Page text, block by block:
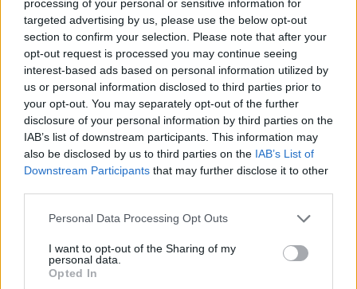
processing of your personal or sensitive information for
targeted advertising by us, please use the below opt-out
section to confirm your selection. Please note that after your
opt-out request is processed you may continue seeing
interest-based ads based on personal information utilized by
us or personal information disclosed to third parties prior to
your opt-out. You may separately opt-out of the further
disclosure of your personal information by third parties on the
IAB’s list of downstream participants. This information may
also be disclosed by us to third parties on the IAB’s List of
Downstream Participants that may further disclose it to other
Please note that this website/app uses one or more Google
not limited to your visit or usage behaviour. You may click to
grant or deny consent to Google and its third-party tags to
use your data for below specified purposes in below Google
Personal Data Processing Opt Outs
I want to opt-out of the Sharing of my
personal data.
Opted In
Συμμαχία αλά Γαλλία θέλουν στον ΣΥΡΙΖΑ
ΑΝΑΡΤΗΘΗΚΕ ΑΠΟ MV 7 ΙΟΥΛΊΟΥ 2024
Μήνυμα για τις γαλλικές εκλογές με σαφείς παραλληλισμούς για
την ανάγκη κοινής πορείας της ελληνικής αριστεράς